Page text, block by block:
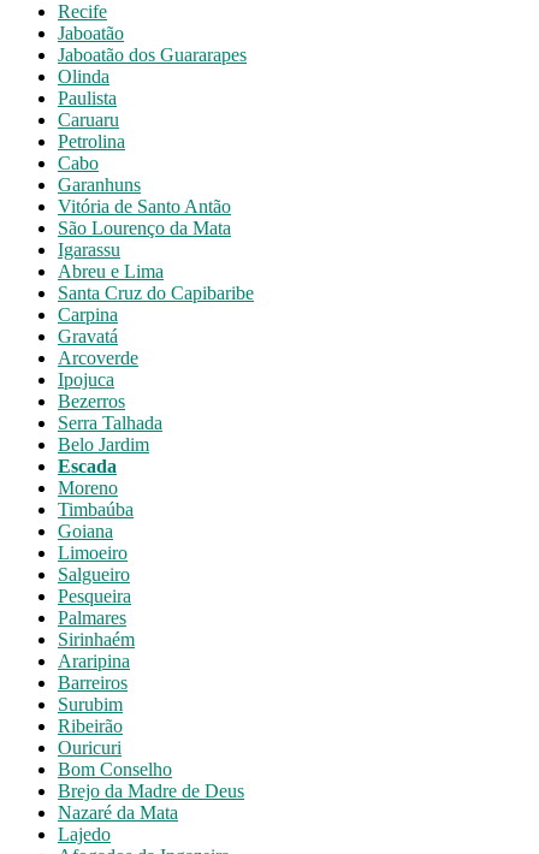
Recife
Jaboatão
Jaboatão dos Guararapes
Olinda
Paulista
Caruaru
Petrolina
Cabo
Garanhuns
Vitória de Santo Antão
São Lourenço da Mata
Igarassu
Abreu e Lima
Santa Cruz do Capibaribe
Carpina
Gravatá
Arcoverde
Ipojuca
Bezerros
Serra Talhada
Belo Jardim
Escada
Moreno
Timbaúba
Goiana
Limoeiro
Salgueiro
Pesqueira
Palmares
Sirinhaém
Araripina
Barreiros
Surubim
Ribeirão
Ouricuri
Bom Conselho
Brejo da Madre de Deus
Nazaré da Mata
Lajedo